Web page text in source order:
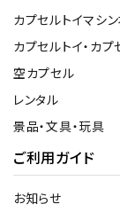
カプセルトイマシ
カプセルトイ・カプ
空カプセル
レンタル
景品・文具・玩具
ご利用ガイド
お知らせ